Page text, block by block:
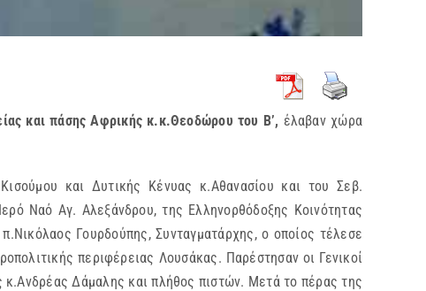
και πάσης Αφρικής κ.κ.Θεοδώρου του Β’, έλαβαν χώρα
και Δυτικής Κένυας κ.Αθανασίου και του Σεβ.
Ναό Αγ. Αλεξάνδρου, της Ελληνορθόδοξης Κοινότητας
Γουρδούπης, Συνταγματάρχης, ο οποίος τέλεσε
περιφέρειας Λουσάκας. Παρέστησαν οι Γενικοί
κ.Ανδρέας Δάμαλης και πλήθος πιστών. Μετά το πέρας της